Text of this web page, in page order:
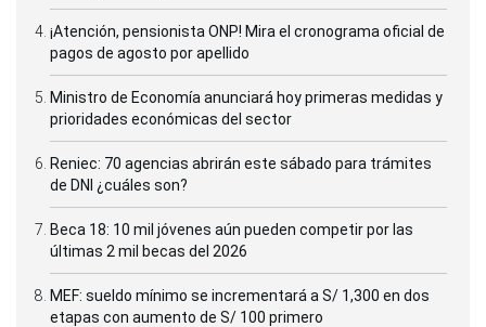
¡Atención, pensionista ONP! Mira el cronograma oficial de
pagos de agosto por apellido
Ministro de Economía anunciará hoy primeras medidas y
prioridades económicas del sector
Reniec: 70 agencias abrirán este sábado para trámites
de DNI ¿cuáles son?
Beca 18: 10 mil jóvenes aún pueden competir por las
últimas 2 mil becas del 2026
MEF: sueldo mínimo se incrementará a S/ 1,300 en dos
etapas con aumento de S/ 100 primero